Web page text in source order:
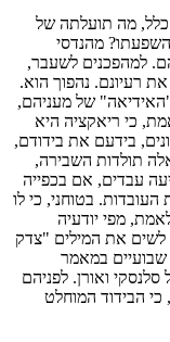
מה תועלתה של
השפעתו? מהנדסי
למהפכנים לשעבר,
רעיונם. נהפוך הוא.
של מעניהם,
כי ריאקציה היא
בידעם את בידודם,
תולדות השבירה,
עבדים, אם בכפייה
בטוחני, כי לו
מפי יודעיה
לשים את המילים "צדק
שבועיים במאמר
ואורן. לפניהם
הבידוד המוחלט